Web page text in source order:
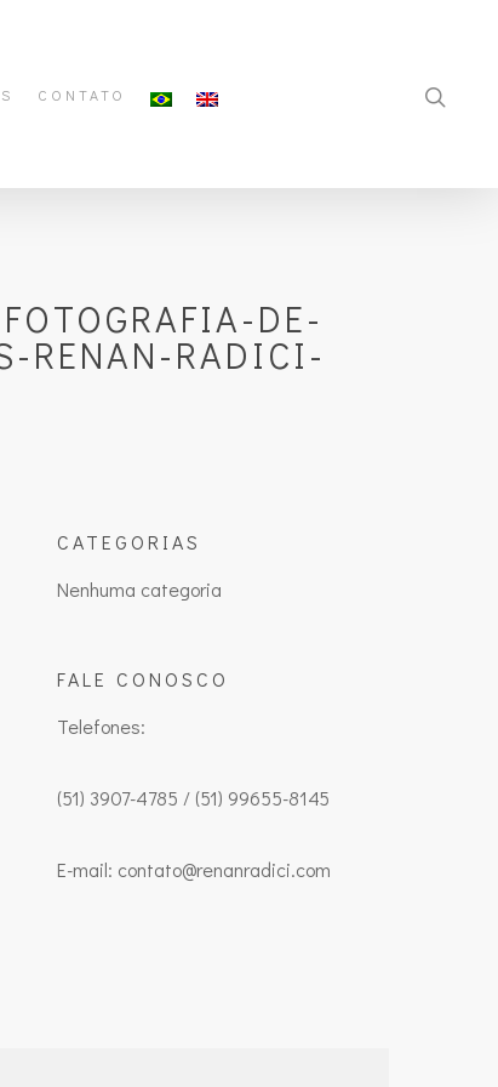
CONTATO
DE-
RENAN-RADICI-
CATEGORIAS
Nenhuma categoria
FALE CONOSCO
Telefones:
(51) 3907-4785 / (51) 99655-8145
E-mail: contato@renanradici.com